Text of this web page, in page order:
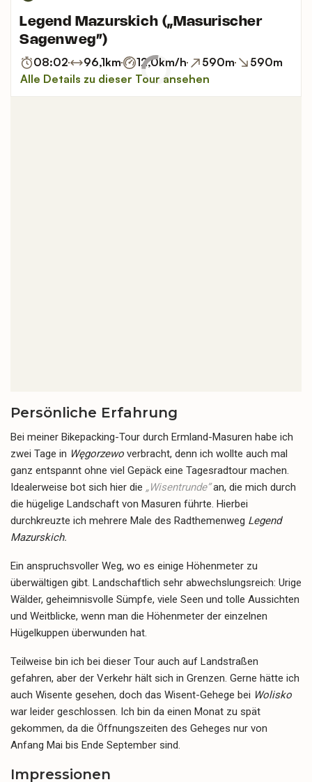
Persönliche Erfahrung
Bei meiner Bikepacking-Tour durch Ermland-Masuren habe ich
zwei Tage in Węgorzewo verbracht, denn ich wollte auch mal
ganz entspannt ohne viel Gepäck eine Tagesradtour machen.
Idealerweise bot sich hier die „Wisentrunde”an, die mich durch
die hügelige Landschaft von Masuren führte. Hierbei
durchkreuzte ich mehrere Male des Radthemenweg Legend
Mazurskich.
Ein anspruchsvoller Weg, wo es einige Höhenmeter zu
überwältigen gibt. Landschaftlich sehr abwechslungsreich: Urige
Wälder, geheimnisvolle Sümpfe, viele Seen und tolle Aussichten
und Weitblicke, wenn man die Höhenmeter der einzelnen
Hügelkuppen überwunden hat.
Teilweise bin ich bei dieser Tour auch auf Landstraßen
gefahren, aber der Verkehr hält sich in Grenzen. Gerne hätte ich
auch Wisente gesehen, doch das Wisent-Gehege bei Wolisko
war leider geschlossen. Ich bin da einen Monat zu spät
gekommen, da die Öffnungszeiten des Geheges nur von
Anfang Mai bis Ende September sind.
Impressionen